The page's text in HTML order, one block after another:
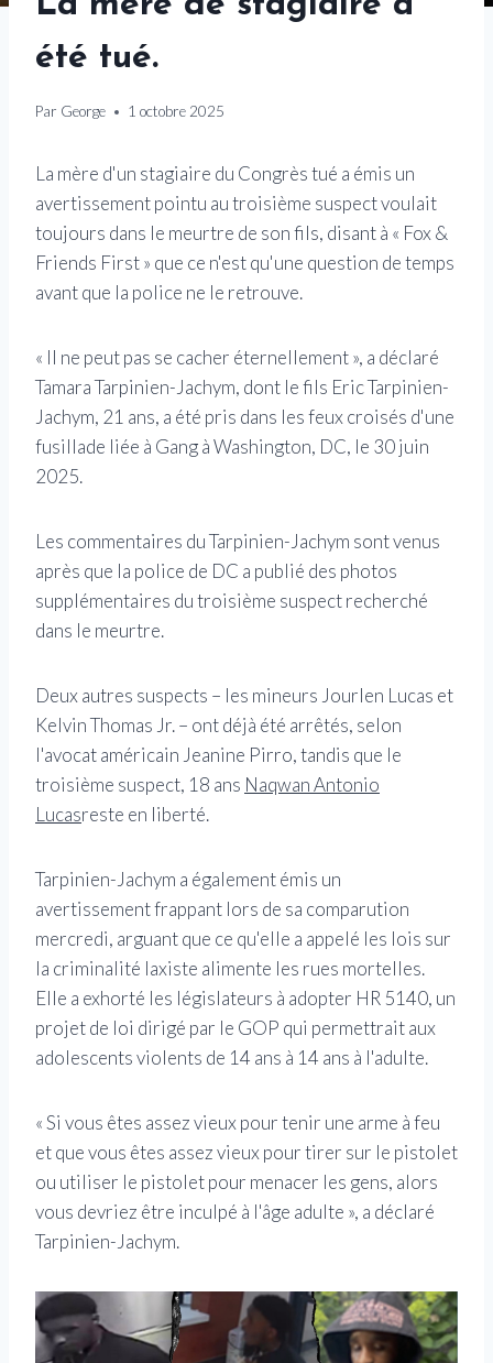
été tué.
Par George 1 octobre 2025
La mère d'un stagiaire du Congrès tué a émis un
avertissement pointu au troisième suspect voulait
toujours dans le meurtre de son fils, disant à « Fox &
Friends First » que ce n'est qu'une question de temps
avant que la police ne le retrouve.
« Il ne peut pas se cacher éternellement », a déclaré
Tamara Tarpinien-Jachym, dont le fils Eric Tarpinien-
Jachym, 21 ans, a été pris dans les feux croisés d'une
fusillade liée à Gang à Washington, DC, le 30 juin
2025.
Les commentaires du Tarpinien-Jachym sont venus
après que la police de DC a publié des photos
supplémentaires du troisième suspect recherché
dans le meurtre.
Deux autres suspects – les mineurs Jourlen Lucas et
Kelvin Thomas Jr. – ont déjà été arrêtés, selon
l'avocat américain Jeanine Pirro, tandis que le
troisième suspect, 18 ans Naqwan Antonio
Lucasreste en liberté.
Tarpinien-Jachym a également émis un
avertissement frappant lors de sa comparution
mercredi, arguant que ce qu'elle a appelé les lois sur
la criminalité laxiste alimente les rues mortelles.
Elle a exhorté les législateurs à adopter HR 5140, un
projet de loi dirigé par le GOP qui permettrait aux
adolescents violents de 14 ans à 14 ans à l'adulte.
« Si vous êtes assez vieux pour tenir une arme à feu
et que vous êtes assez vieux pour tirer sur le pistolet
ou utiliser le pistolet pour menacer les gens, alors
vous devriez être inculpé à l'âge adulte », a déclaré
Tarpinien-Jachym.